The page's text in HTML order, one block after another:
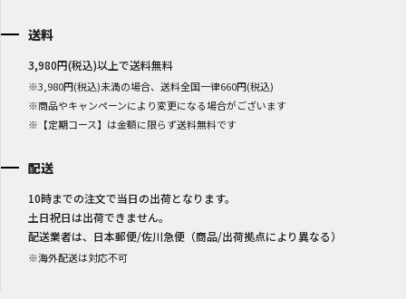
送料
3,980円(税込)以上で送料無料
※3,980円(税込)未満の場合、送料全国一律660円(税込)
※商品やキャンペーンにより変更になる場合がございます
※【定期コース】は金額に限らず送料無料です
配送
10時までの注文で当日の出荷となります。
土日祝日は出荷できません。
配送業者は、日本郵便/佐川急便（商品/出荷拠点により異なる）
※海外配送は対応不可